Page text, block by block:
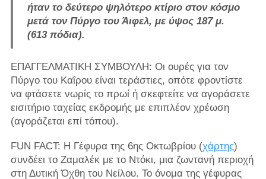
ήταν το δεύτερο ψηλότερο κτίριο στον κόσμο
μετά τον Πύργο του Άιφελ, με ύψος 187 μ.
(613 πόδια).
ΕΠΑΓΓΕΛΜΑΤΙΚΗ ΣΥΜΒΟΥΛΗ: Οι ουρές για τον
Πύργο του Καΐρου είναι τεράστιες, οπότε φροντίστε
να φτάσετε νωρίς το πρωί ή σκεφτείτε να αγοράσετε
εισιτήριο ταχείας εκδρομής με επιπλέον χρέωση
(αγοράζεται επί τόπου).
FUN FACT: Η Γέφυρα της 6ης Οκτωβρίου (χάρτης)
συνδέει το Ζαμαλέκ με το Ντόκι, μια ζωντανή περιοχή
στη Δυτική Όχθη του Νείλου. Το όνομα της γέφυρας